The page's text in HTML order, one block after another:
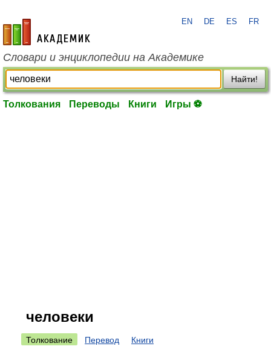
academic.ru
EN DE ES FR
Словари и энциклопедии на Академике
Найти!
Толкования Переводы Книги Игры ⚽
человеки
Толкование Перевод Книги